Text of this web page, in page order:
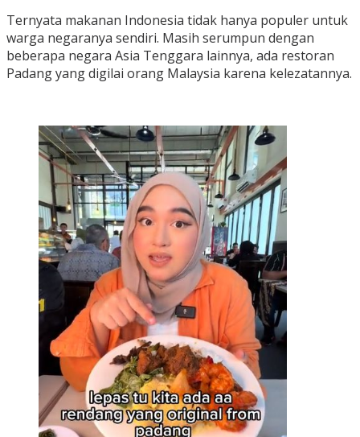
Ternyata makanan Indonesia tidak hanya populer untuk
warga negaranya sendiri. Masih serumpun dengan
beberapa negara Asia Tenggara lainnya, ada restoran
Padang yang digilai orang Malaysia karena kelezatannya.